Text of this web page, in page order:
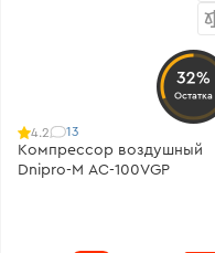
32%
Остатка
4.2 13
Компрессор воздушный
Dnipro-M AC-100VGP